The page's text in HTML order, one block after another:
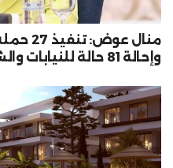
وإحالة 81 حالة للنيابات والشئون القانونية